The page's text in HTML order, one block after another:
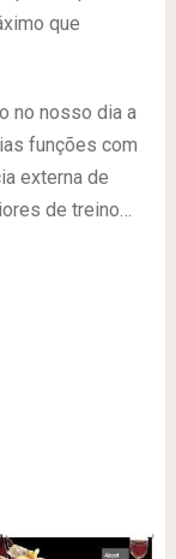
que
no nosso dia a
funções com
externa de
de treino…